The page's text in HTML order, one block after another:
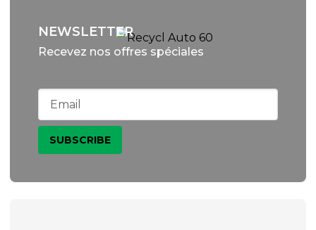
NEWSLETTER
Recevez nos offres spéciales